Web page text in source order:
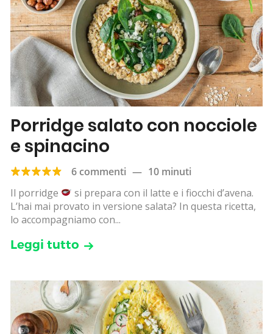
Porridge salato con nocciole
e spinacino
6 commenti — 10 minuti
Il porridge
si prepara con il latte e i fiocchi d’avena.
L’hai mai provato in versione salata? In questa ricetta,
lo accompagniamo con...
Leggi tutto